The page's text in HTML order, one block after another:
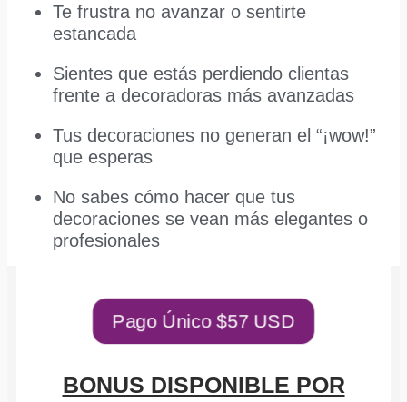
Te frustra no avanzar o sentirte
estancada
Sientes que estás perdiendo clientas
frente a decoradoras más avanzadas
Tus decoraciones no generan el “¡wow!”
que esperas
No sabes cómo hacer que tus
decoraciones se vean más elegantes o
profesionales
Pago Único $57 USD
BONUS DISPONIBLE POR